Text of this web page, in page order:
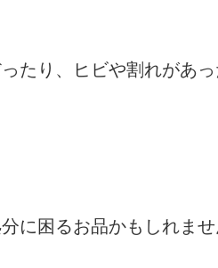
たり、ヒビや割れがあ
に困るお品かもしれま